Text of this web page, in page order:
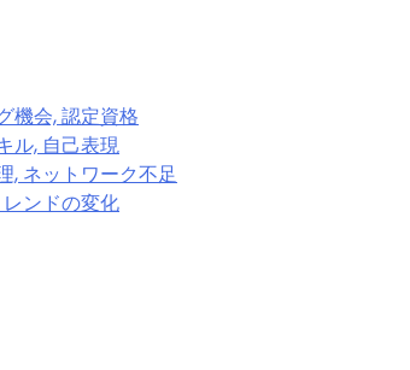
機会, 認定資格
ル, 自己表現
, ネットワーク不足
ンドの変化